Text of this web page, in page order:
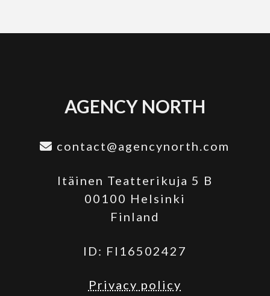
AGENCY NORTH
contact@agencynorth.com
Itäinen Teatterikuja 5 B
00100 Helsinki
Finland
ID: FI16502427
Privacy policy